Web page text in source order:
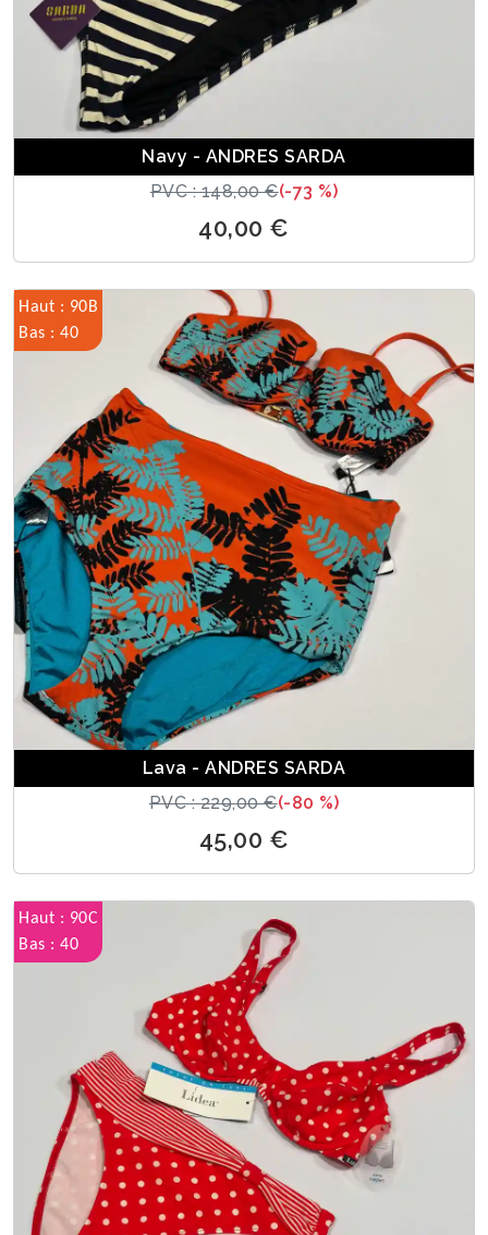
Navy - ANDRES SARDA
PVC : 148,00 €(-73 %)
40,00 €
Haut : 90B
Bas : 40
Lava - ANDRES SARDA
PVC : 229,00 €(-80 %)
45,00 €
Haut : 90C
Bas : 40